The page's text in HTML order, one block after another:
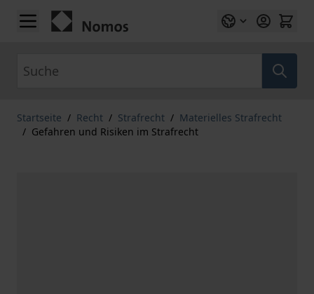
Zum Inhalt springen
Startseite / Recht / Strafrecht / Materielles Strafrecht
/ Gefahren und Risiken im Strafrecht